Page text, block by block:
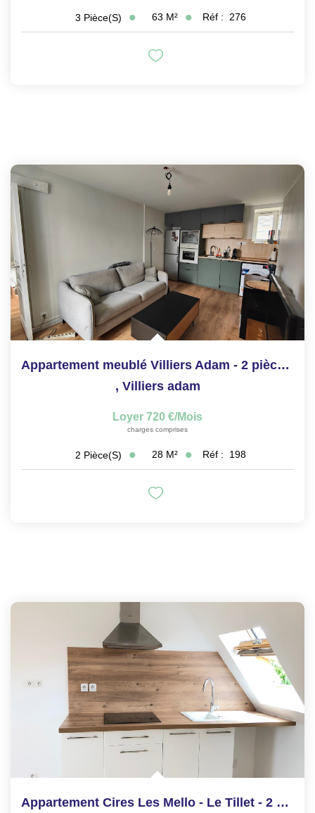
3 Pièce(s) 63 M² Réf : 276
Appartement meublé Villiers Adam - 2 pièces - 27.50m²
, Villiers adam
Loyer 720 €/mois
charges comprises
2 Pièce(s) 28 M² Réf : 198
Appartement Cires Les Mello - Le Tillet - 2 pièces 24.05 m2